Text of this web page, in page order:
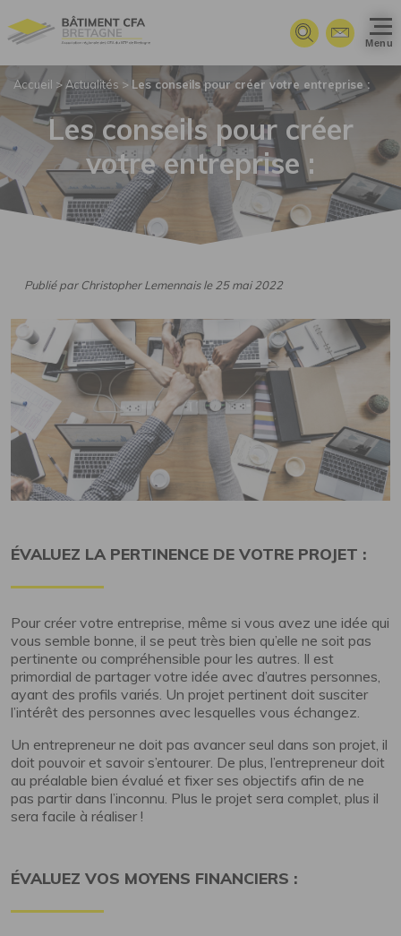
Menu
Accueil > Actualités > Les conseils pour créer votre entreprise :
Les conseils pour créer
votre entreprise :
Publié par Christopher Lemennais le 25 mai 2022
ÉVALUEZ LA PERTINENCE DE VOTRE PROJET :
Pour créer votre entreprise, même si vous avez une idée qui
vous semble bonne, il se peut très bien qu’elle ne soit pas
pertinente ou compréhensible pour les autres. Il est
primordial de partager votre idée avec d’autres personnes,
ayant des profils variés. Un projet pertinent doit susciter
l’intérêt des personnes avec lesquelles vous échangez.
Un entrepreneur ne doit pas avancer seul dans son projet, il
doit pouvoir et savoir s’entourer. De plus, l’entrepreneur doit
au préalable bien évalué et fixer ses objectifs afin de ne
pas partir dans l’inconnu. Plus le projet sera complet, plus il
sera facile à réaliser !
ÉVALUEZ VOS MOYENS FINANCIERS :